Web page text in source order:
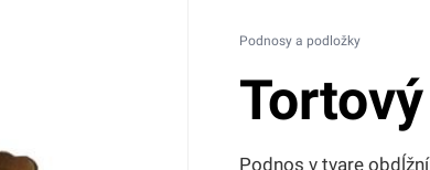
Podnosy a podložky
Podnos v tvare